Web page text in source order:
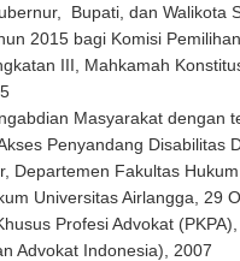
Bupati, dan Walikota
2015 bagi Komisi
III, Mahkamah
Masyarakat dengan
Penyandang Disabilitas
Departemen Fakultas
Universitas Airlangga, 29
Profesi Advokat
Advokat Indonesia), 2007